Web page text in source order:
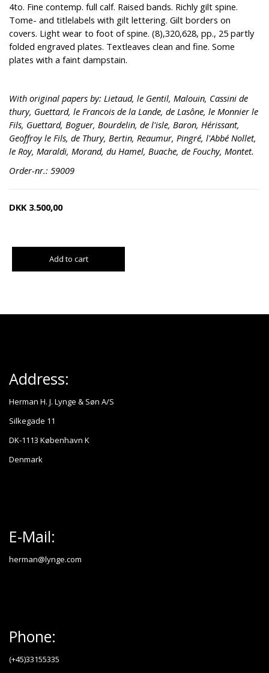
4to. Fine contemp. full calf. Raised bands. Richly gilt spine.
Tome- and titlelabels with gilt lettering. Gilt borders on
covers. Light wear to foot of spine. (8),320,628, pp., 25 partly
folded engraved plates. Textleaves clean and fine. Some
plates with a faint dampstain.
With original papers by: Lietaud, le Gentil, Malouin, Cassini de
thury, Guettard, le Francois de la Lande, de Lasône, le Monnier le
Fils, Guettard, Boguer, Bourdelin, de l'isle, Baron, Hérissant,
Geoffroy le Fils, de Thury, Bertin, Reaumur, Pingré, l'Abbé Nollet,
le Roy, Maraldi, Morand, du Hamel, Buache, de Fouchy, Montet.
Order-nr.: 59009
DKK 3.500,00
Add to cart
Address:
Herman H. J. Lynge & Søn A/S
Silkegade 11
DK-1113 København K
Denmark
E-Mail:
herman@lynge.com
Phone:
(+45)33155335